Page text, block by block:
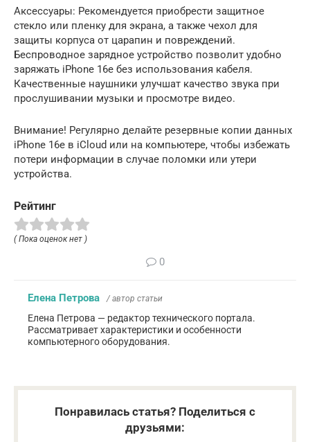
Аксессуары: Рекомендуется приобрести защитное
стекло или пленку для экрана, а также чехол для
защиты корпуса от царапин и повреждений.
Беспроводное зарядное устройство позволит удобно
заряжать iPhone 16e без использования кабеля.
Качественные наушники улучшат качество звука при
прослушивании музыки и просмотре видео.
Внимание! Регулярно делайте резервные копии данных
iPhone 16e в iCloud или на компьютере, чтобы избежать
потери информации в случае поломки или утери
устройства.
Рейтинг
( Пока оценок нет )
0
Елена Петрова / автор статьи
Елена Петрова — редактор технического портала.
Рассматривает характеристики и особенности
компьютерного оборудования.
Понравилась статья? Поделиться с
друзьями: